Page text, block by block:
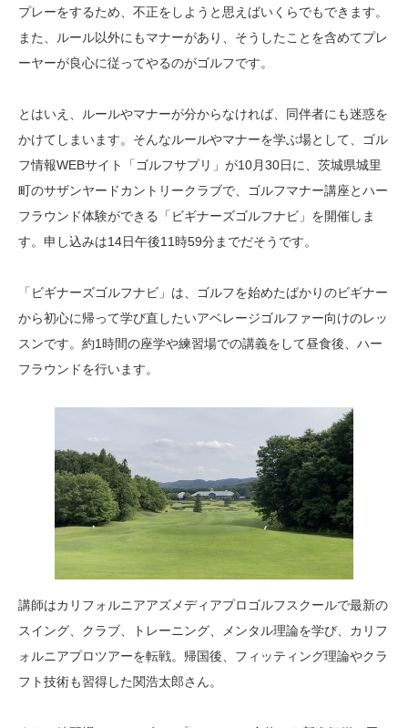
プレーをするため、不正をしようと思えばいくらでもできます。
また、ルール以外にもマナーがあり、そうしたことを含めてプレ
ーヤーが良心に従ってやるのがゴルフです。
とはいえ、ルールやマナーが分からなければ、同伴者にも迷惑を
かけてしまいます。そんなルールやマナーを学ぶ場として、ゴル
フ情報WEBサイト「ゴルフサプリ」が10月30日に、茨城県城里
町のサザンヤードカントリークラブで、ゴルフマナー講座とハー
フラウンド体験ができる「ビギナーズゴルフナビ」を開催しま
す。申し込みは14日午後11時59分までだそうです。
「ビギナーズゴルフナビ」は、ゴルフを始めたばかりのビギナー
から初心に帰って学び直したいアベレージゴルファー向けのレッ
スンです。約1時間の座学や練習場での講義をして昼食後、ハー
フラウンドを行います。
講師はカリフォルニアアズメディアプロゴルフスクールで最新の
スイング、クラブ、トレーニング、メンタル理論を学び、カリフ
ォルニアプロツアーを転戦。帰国後、フィッティング理論やクラ
フト技術も習得した関浩太郎さん。